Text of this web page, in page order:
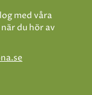
med våra
du hör av